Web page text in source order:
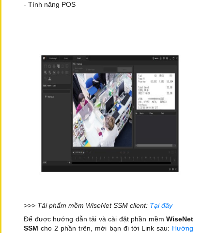
- Tính năng POS
>>> Tải phẩm mềm WiseNet SSM client: Tại đây
Để được hướng dẫn tải và cài đặt phần mềm WiseNet
SSMcho 2 phần trên, mời bạn đi tới Link sau: Hướng